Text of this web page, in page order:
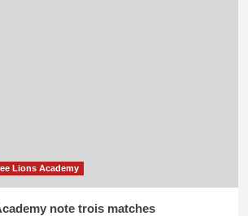
Lions Academy
note trois matches